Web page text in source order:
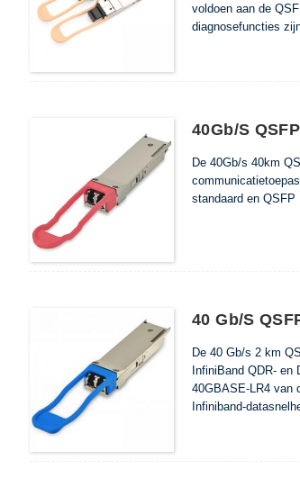
voldoen aan de
diagnosefuncties
40Gb/s
De 40Gb/s 40km
standaard en QSFP
40 Gb/s
De 40 Gb/s 2 km
InfiniBand QDR-
40GBASE-LR4 van
Infiniband-